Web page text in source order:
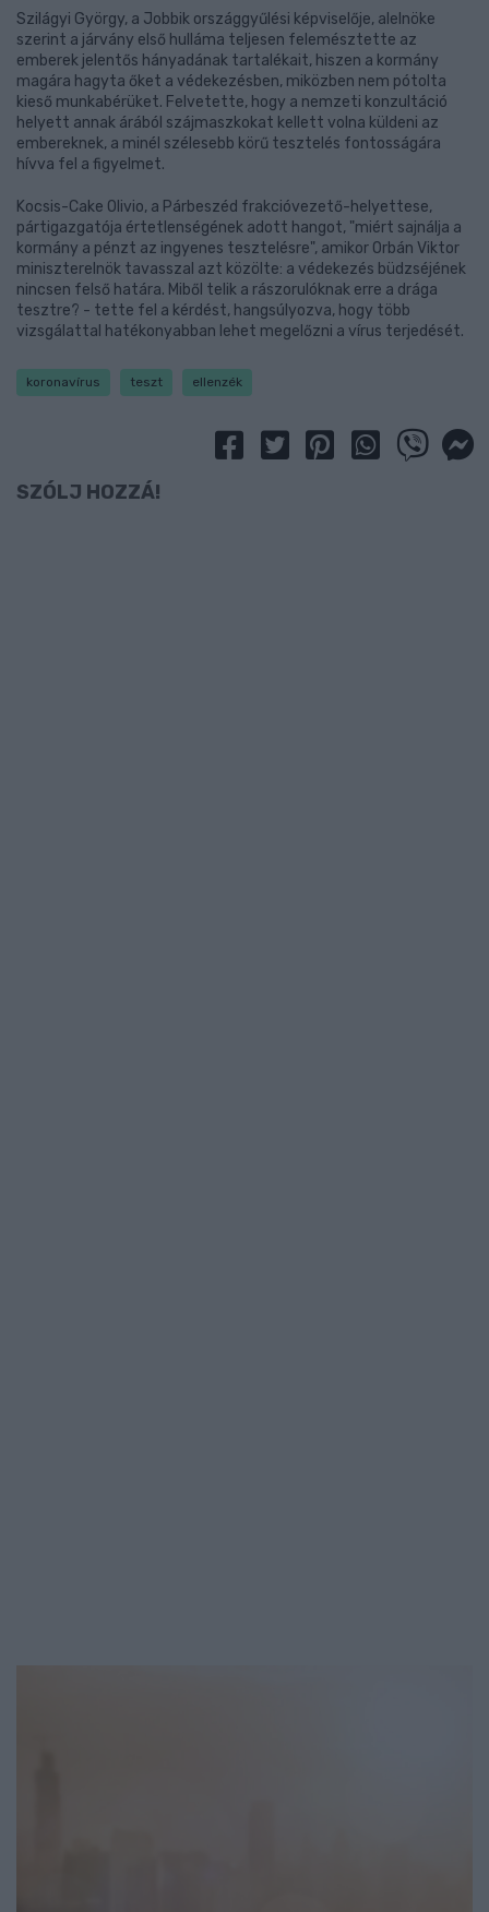
Szilágyi György, a Jobbik országgyűlési képviselője, alelnöke
szerint a járvány első hulláma teljesen felemésztette az
emberek jelentős hányadának tartalékait, hiszen a kormány
magára hagyta őket a védekezésben, miközben nem pótolta
kieső munkabérüket. Felvetette, hogy a nemzeti konzultáció
helyett annak árából szájmaszkokat kellett volna küldeni az
embereknek, a minél szélesebb körű tesztelés fontosságára
hívva fel a figyelmet.
Kocsis-Cake Olivio, a Párbeszéd frakcióvezető-helyettese,
pártigazgatója értetlenségének adott hangot, "miért sajnálja a
kormány a pénzt az ingyenes tesztelésre", amikor Orbán Viktor
miniszterelnök tavasszal azt közölte: a védekezés büdzséjének
nincsen felső határa. Miből telik a rászorulóknak erre a drága
tesztre? - tette fel a kérdést, hangsúlyozva, hogy több
vizsgálattal hatékonyabban lehet megelőzni a vírus terjedését.
koronavírus teszt ellenzék
SZÓLJ HOZZÁ!